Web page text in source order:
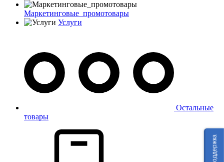
Маркетинговые_промотовары
Услуги
Остальные
товары